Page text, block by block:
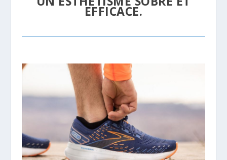
EFFICACE.